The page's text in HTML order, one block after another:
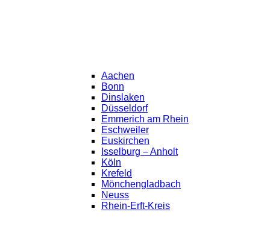
Aachen
Bonn
Dinslaken
Düsseldorf
Emmerich am Rhein
Eschweiler
Euskirchen
Isselburg – Anholt
Köln
Krefeld
Mönchengladbach
Neuss
Rhein-Erft-Kreis